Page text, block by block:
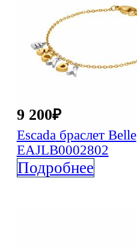
9 200₽
Escada браслет Belle
EAJLB0002802
Подробнее